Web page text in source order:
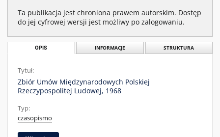
Ta publikacja jest chroniona prawem autorskim. Dostęp
do jej cyfrowej wersji jest możliwy po zalogowaniu.
OPIS INFORMACJE STRUKTURA
Tytuł:
Zbiór Umów Międzynarodowych Polskiej
Rzeczypospolitej Ludowej, 1968
Typ:
czasopismo